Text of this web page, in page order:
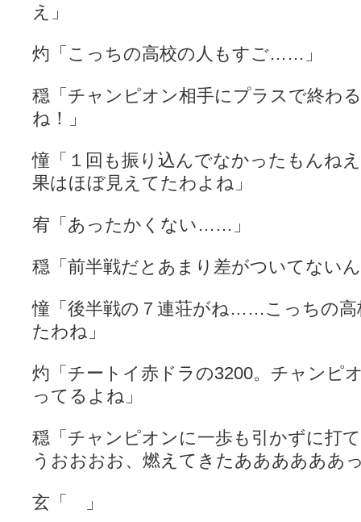
え」
灼「こっちの高校の人もすご……」
穏「チャンピオン相手にプラスで終わ
ね！」
憧「１回も振り込んでなかったもんね
果はほぼ見えてたわよね」
宥「あったかくない……」
穏「前半戦だとあまり差がついてない
憧「後半戦の７連荘がね……こっちの高
たわね」
灼「チートイ赤ドラの3200。チャンピ
ってるよね」
穏「チャンピオンに一歩も引かずに打
うおおおお、燃えてきたああああああ
玄「 」